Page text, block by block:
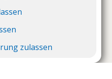
zulassen